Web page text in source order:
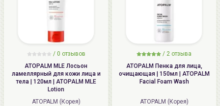
/ 0 отзывов
ATOPALM MLE Лосьон
ламеллярный для кожи лица и
тела | 120мл | ATOPALM MLE
Lotion
ATOPALM (Корея)
/ 2 отзыва
ATOPALM Пенка для лица,
очищающая | 150мл | ATOPALM
Facial Foam Wash
ATOPALM (Корея)